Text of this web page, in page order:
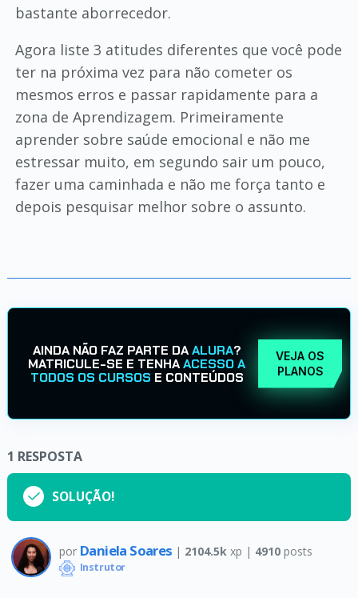
bastante aborrecedor.
Agora liste 3 atitudes diferentes que você pode
ter na próxima vez para não cometer os
mesmos erros e passar rapidamente para a
zona de Aprendizagem. Primeiramente
aprender sobre saúde emocional e não me
estressar muito, em segundo sair um pouco,
fazer uma caminhada e não me força tanto e
depois pesquisar melhor sobre o assunto.
AINDA NÃO FAZ PARTE DAALURA?
MATRICULE-SE E TENHAACESSO A
TODOS OS CURSOS E CONTEÚDOS
VEJA OS
PLANOS
1 RESPOSTA
SOLUÇÃO!
por Daniela Soares | 2104.5k xp | 4910posts
Instrutor